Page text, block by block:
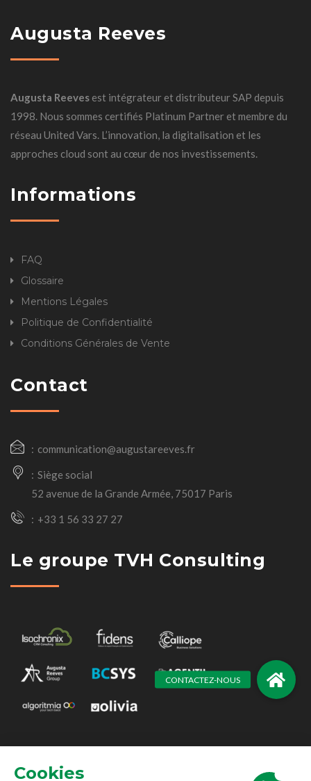
Augusta Reeves
Augusta Reeves est intégrateur et distributeur SAP depuis
1998. Nous sommes certifiés Platinum Partner et membre du
réseau United Vars. L’innovation, la digitalisation et les
approches cloud sont au cœur de nos investissements.
Informations
FAQ
Glossaire
Mentions Légales
Politique de Confidentialité
Conditions Générales de Vente
Contact
communication@augustareeves.fr
Siège social
52 avenue de la Grande Armée, 75017 Paris
+33 1 56 33 27 27
Le groupe TVH Consulting